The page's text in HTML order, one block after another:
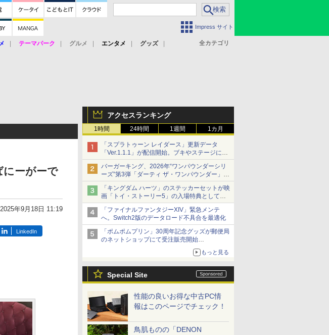
Impress サイト
全カテゴリ
テーマパーク グルメ エンタメ
グッズ
アクセスランキング
1時間 24時間 1週間 1カ月
「スプラトゥーン レイダース」更新データ
「Ver.1.1.1」が配信開始。ブキやステージに関
する不具合を修正
バーガーキング、2026年“ワンパウンダーシリ
ーズ”第3弾「ダーティ ザ・ワンパウンダー」を
8月7日発売
「特製ガーリックマヨソース」を使用した超大
型チーズバーガー
「キングダム ハーツ」のステッカーセットが映
画「トイ・ストーリー5」の入場特典として配
布決定！
本日8月7日より先着・数量限定で配布
「ファイナルファンタジーXIV」緊急メンテ
へ。Switch2版のデータロード不具合を最適化
「ポムポムプリン」30周年記念グッズが郵便局
のネットショップにて受注販売開始
「おもちもちもちクッション」など今年だけの
もっと見る
Special Site
性能の良いお得な中古PC情
報はこのページでチェック！
鳥肌ものの「DENON
にーがーで
2025年9月18日 11:19
LinkedIn